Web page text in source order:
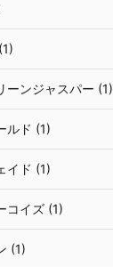
ーンジャスパー (1)
ルド (1)
イド (1)
コイズ (1)
(1)